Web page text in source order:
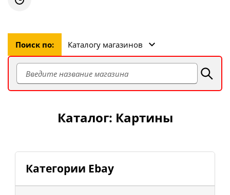
Поиск по: Каталогу магазинов
Категории Ebay
Каталог: Картины